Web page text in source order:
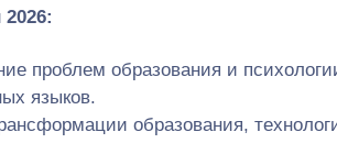
проблем образования и
языков.
образования,